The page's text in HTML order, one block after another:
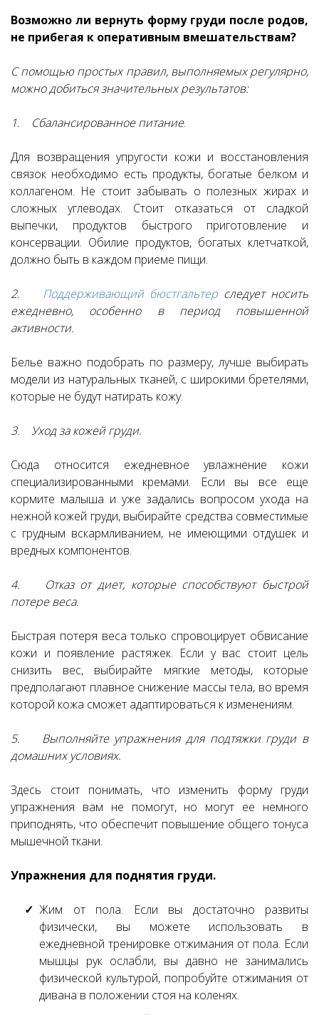
Возможно ли вернуть форму груди после родов,
не прибегая к оперативным вмешательствам?
С помощью простых правил, выполняемых регулярно,
можно добиться значительных результатов:
1. Сбалансированное питание.
Для возвращения упругости кожи и восстановления
связок необходимо есть продукты, богатые белком и
коллагеном. Не стоит забывать о полезных жирах и
сложных углеводах. Стоит отказаться от сладкой
выпечки, продуктов быстрого приготовление и
консервации. Обилие продуктов, богатых клетчаткой,
должно быть в каждом приеме пищи.
2. Поддерживающий бюстгальтер следует носить
ежедневно, особенно в период повышенной
активности.
Белье важно подобрать по размеру, лучше выбирать
модели из натуральных тканей, с широкими бретелями,
которые не будут натирать кожу.
3. Уход за кожей груди.
Сюда относится ежедневное увлажнение кожи
специализированными кремами. Если вы все еще
кормите малыша и уже задались вопросом ухода на
нежной кожей груди, выбирайте средства совместимые
с грудным вскармливанием, не имеющими отдушек и
вредных компонентов.
4. Отказ от диет, которые способствуют быстрой
потере веса.
Быстрая потеря веса только спровоцирует обвисание
кожи и появление растяжек. Если у вас стоит цель
снизить вес, выбирайте мягкие методы, которые
предполагают плавное снижение массы тела, во время
которой кожа сможет адаптироваться к изменениям.
5. Выполняйте упражнения для подтяжки груди в
домашних условиях.
Здесь стоит понимать, что изменить форму груди
упражнения вам не помогут, но могут ее немного
приподнять, что обеспечит повышение общего тонуса
мышечной ткани.
Упражнения для поднятия груди.
Жим от пола. Если вы достаточно развиты
физически, вы можете использовать в
ежедневной тренировке отжимания от пола. Если
мышцы рук ослабли, вы давно не занимались
физической культурой, попробуйте отжимания от
дивана в положении стоя на коленях.